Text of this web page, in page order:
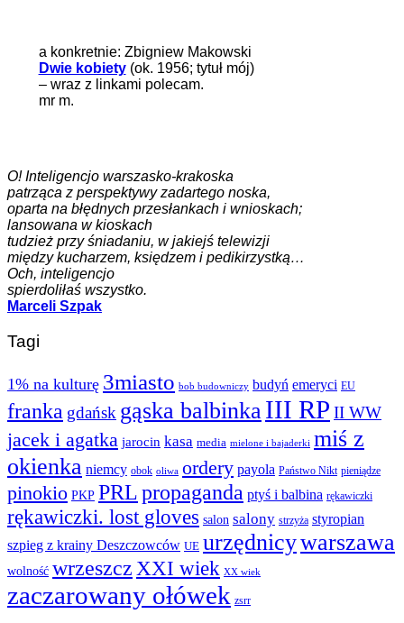
a konkretnie: Zbigniew Makowski
Dwie kobiety(ok. 1956; tytuł mój)
– wraz z linkami polecam.
mr m.
O! Inteligencjo warszasko-krakoska
patrząca z perspektywy zadartego noska,
oparta na błędnych przesłankach i wnioskach;
lansowana w kioskach
tudzież przy śniadaniu, w jakiejś telewizji
między kucharzem, księdzem i pedikirzystką…
Och, inteligencjo
spierdoliłaś wszystko.
Marceli Szpak
Tagi
1% na kulturę 3miasto bob budowniczy budyń emeryci EU
franka gdańsk gąska balbinka III RP II WW
jacek i agatka jarocin kasa media mielone i bajaderki miś z
okienka niemcy obok oliwa ordery payola Państwo Nikt pieniądze
pinokio PKP PRLpropaganda ptyś i balbina rękawiczki
rękawiczki. lost gloves salon salony strzyża styropian
szpieg z krainy Deszczowców UE urzędnicywarszawa
wolność wrzeszcz XXI wiek XX wiek
zaczarowany ołówek zsrr